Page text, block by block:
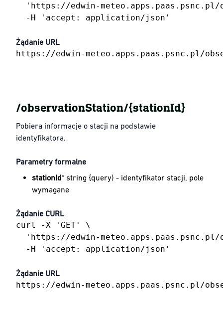
'https://edwin-
  -H 'accept: application/json'
Żądanie URL
https://edwin-meteo.apps.paas.psnc.pl/
​/observationStation​/{stationId}
Pobiera informacje o stacji na podstawie
identyfikatora.
Parametry formalne
stationId* string {query) - identyfikator stacji, pole
wymagane
Żądanie CURL
curl -X 'GET' \
'https://edwin-
  -H 'accept: application/json'
Żądanie URL
https://edwin-meteo.apps.paas.psnc.pl/